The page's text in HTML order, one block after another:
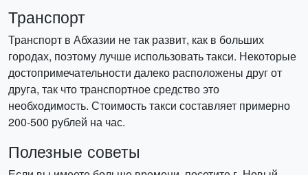
Транспорт
Транспорт в Абхазии не так развит, как в больших
городах, поэтому лучше использовать такси. Некоторые
достопримечательности далеко расположены друг от
друга, так что транспортное средство это
необходимость. Стоимость такси составляет примерно
200-500 рублей на час.
Полезные советы